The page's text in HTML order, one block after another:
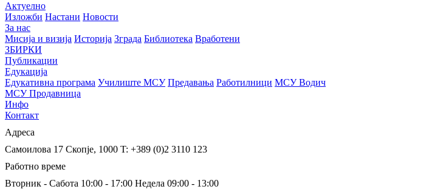
Актуелно
Изложби Настани Новости
За нас
Мисија и визија Историја Зграда Библиотека Вработени
ЗБИРКИ
Публикации
Едукација
Едукативна програма Училиште МСУ Предавања Работилници МСУ Водич
МСУ Продавница
Инфо
Контакт
Адреса
Самоилова 17 Скопје, 1000 T: +389 (0)2 3110 123
Работно време
Вторник - Сабота 10:00 - 17:00 Недела 09:00 - 13:00